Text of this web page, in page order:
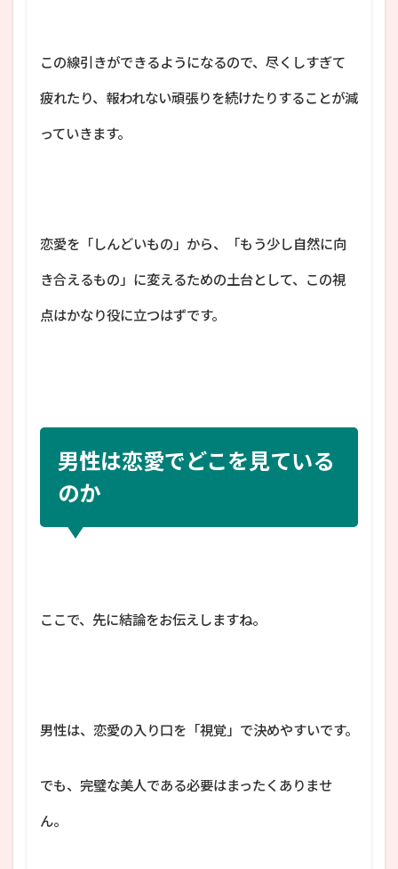
この線引きができるようになるので、尽くしすぎて
疲れたり、報われない頑張りを続けたりすることが減
っていきます。
恋愛を「しんどいもの」から、「もう少し自然に向
き合えるもの」に変えるための土台として、この視
点はかなり役に立つはずです。
男性は恋愛でどこを見ている
のか
ここで、先に結論をお伝えしますね。
男性は、恋愛の入り口を「視覚」で決めやすいです。
でも、完璧な美人である必要はまったくありませ
ん。